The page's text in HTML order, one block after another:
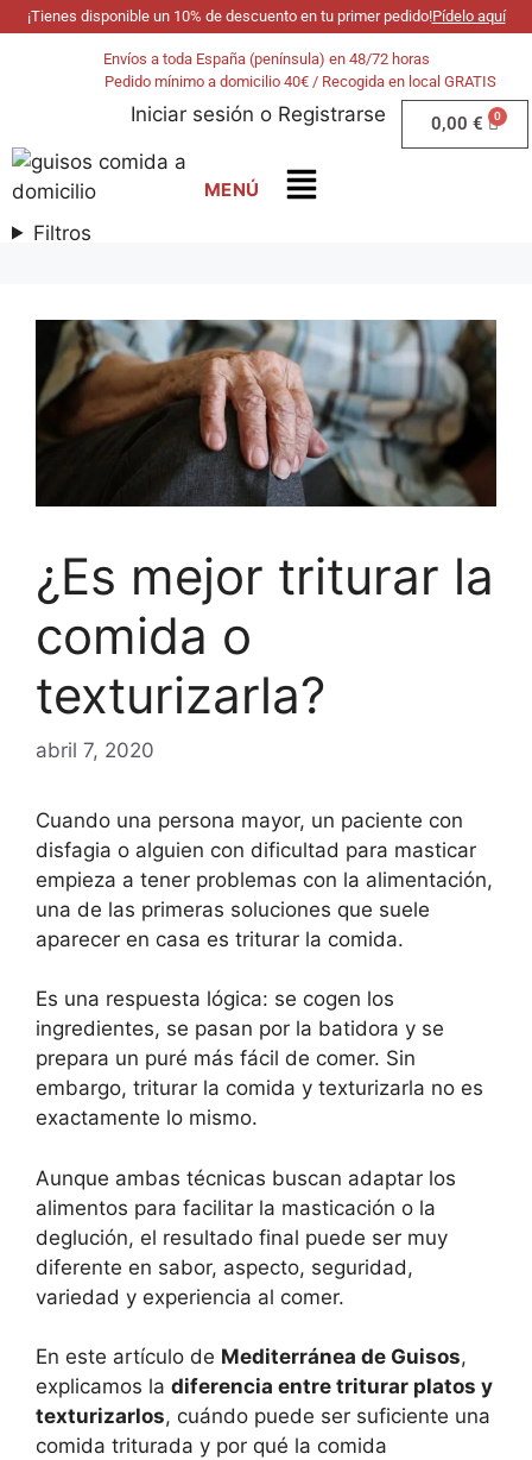
¡Tienes disponible un 10% de descuento en tu primer pedido!Pídelo aquí
Envíos a toda España (península) en 48/72 horas
Pedido mínimo a domicilio 40€ / Recogida en local GRATIS
Iniciar sesión o Registrarse 0,00 €
Filtros
¿Es mejor triturar la
comida o
texturizarla?
abril 7, 2020
Cuando una persona mayor, un paciente con
disfagia o alguien con dificultad para masticar
empieza a tener problemas con la alimentación,
una de las primeras soluciones que suele
aparecer en casa es triturar la comida.
Es una respuesta lógica: se cogen los
ingredientes, se pasan por la batidora y se
prepara un puré más fácil de comer. Sin
embargo, triturar la comida y texturizarla no es
exactamente lo mismo.
Aunque ambas técnicas buscan adaptar los
alimentos para facilitar la masticación o la
deglución, el resultado final puede ser muy
diferente en sabor, aspecto, seguridad,
variedad y experiencia al comer.
En este artículo de Mediterránea de Guisos,
explicamos la diferencia entre triturar platos y
texturizarlos, cuándo puede ser suficiente una
comida triturada y por qué la comida